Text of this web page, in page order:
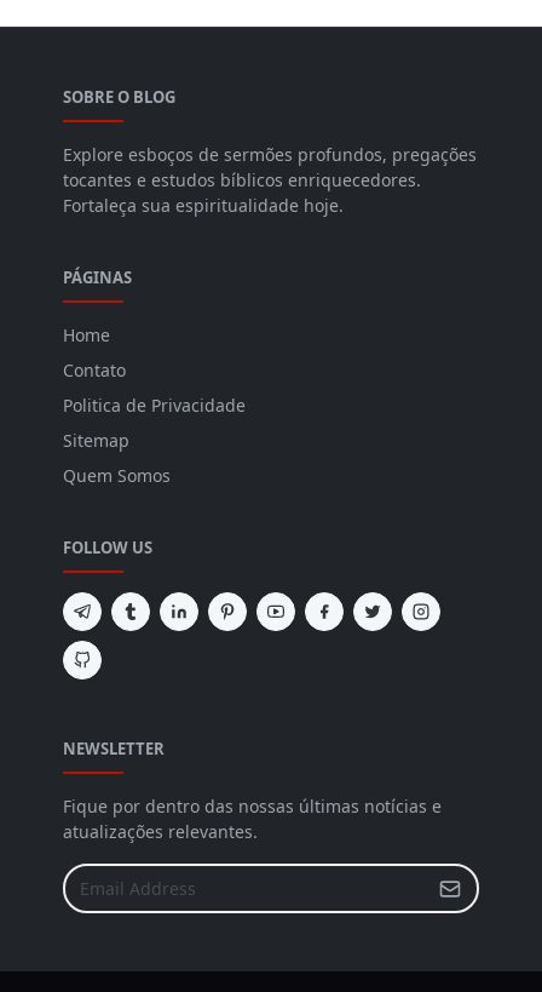
SOBRE O BLOG
Explore esboços de sermões profundos, pregações
tocantes e estudos bíblicos enriquecedores.
Fortaleça sua espiritualidade hoje.
PÁGINAS
Home
Contato
Politica de Privacidade
Sitemap
Quem Somos
FOLLOW US
NEWSLETTER
Fique por dentro das nossas últimas notícias e
atualizações relevantes.